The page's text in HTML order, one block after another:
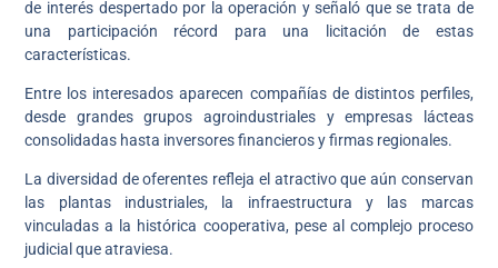
de interés despertado por la operación y señaló que se trata de
una participación récord para una licitación de estas
características.
Entre los interesados aparecen compañías de distintos perfiles,
desde grandes grupos agroindustriales y empresas lácteas
consolidadas hasta inversores financieros y firmas regionales.
La diversidad de oferentes refleja el atractivo que aún conservan
las plantas industriales, la infraestructura y las marcas
vinculadas a la histórica cooperativa, pese al complejo proceso
judicial que atraviesa.